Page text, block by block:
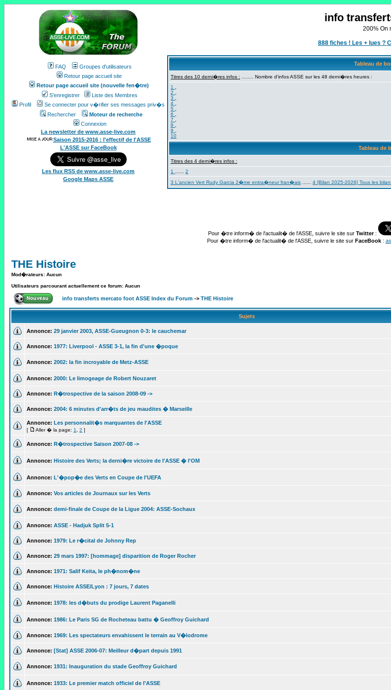
info
200% On
888 fiches ! Les + lues ?
FAQ
Groupes d'utilisateurs
Retour page accueil site
Retour page accueil site (nouvelle fen�tre)
S'enregistrer
Liste des Membres
Profil
Se connecter pour v�rifier ses messages priv�s
Rechercher
Moteur de recherche
Connexion
La newsletter de www.asse-live.com
Saison 2015-2016 : l'effectif de l'ASSE
L'ASSE sur FaceBook
Les flux RSS de www.asse-live.com
Google Maps ASSE
Tableau de
Titres des 10 derni�res infos : Nombre d'infos ASSE sur les 48 derni�res heures :
1
2
3
4
5
6
7
8
9
10
Tableau de
Titres des 4 derni�res infos :
1
2
3 L'ancien Vert Rudy Garcia 2�me entra�neur fran�ais
4 [Bilan 2025-2026] Tous les
Pour �tre inform� de l'actualit� de l'ASSE, suivre le site sur Twitter:
Pour �tre inform� de l'actualit� de l'ASSE, suivre le site sur FaceBook:
THE Histoire
Mod�rateurs: Aucun
Utilisateurs parcourant actuellement ce forum: Aucun
info transferts mercato foot ASSE Index du Forum -> THE Histoire
Sujets
Annonce: 29 janvier 2003, ASSE-Gueugnon 0-3: le cauchemar
Annonce: 1977: Liverpool - ASSE 3-1, la fin d'une �poque
Annonce: 2002: la fin incroyable de Metz-ASSE
Annonce: 2000: Le limogeage de Robert Nouzaret
Annonce: R�trospective de la saison 2008-09 ->
Annonce: 2004: 6 minutes d'arr�ts de jeu maudites � Marseille
Annonce: Les personnalit�s marquantes de l'ASSE
[ Aller � la page: 1 2 ]
Annonce: R�trospective Saison 2007-08 ->
Annonce: Histoire des Verts; la derni�re victoire de l'ASSE � l'OM
Annonce: L'�pop�e des Verts en Coupe de l'UEFA
Annonce: Vos articles de Journaux sur les Verts
Annonce: demi-finale de Coupe de la Ligue 2004: ASSE-Sochaux
Annonce: ASSE - Hadjuk Split 5-1
Annonce: 1979: Le r�cital de Johnny Rep
Annonce: 29 mars 1997: [hommage] disparition de Roger Rocher
Annonce: 1971: Salif Keita, le ph�nom�ne
Annonce: Histoire ASSE/Lyon : 7 jours, 7 dates
Annonce: 1978: les d�buts du prodige Laurent Paganelli
Annonce: 1986: Le Paris SG de Rocheteau battu � Geoffroy Guichard
Annonce: 1969: Les spectateurs envahissent le terrain au V�lodrome
Annonce: [Stat] ASSE 2006-07: Meilleur d�part depuis 1991
Annonce: 1931: Inauguration du stade Geoffroy Guichard
Annonce: 1933: Le premier match officiel de l'ASSE